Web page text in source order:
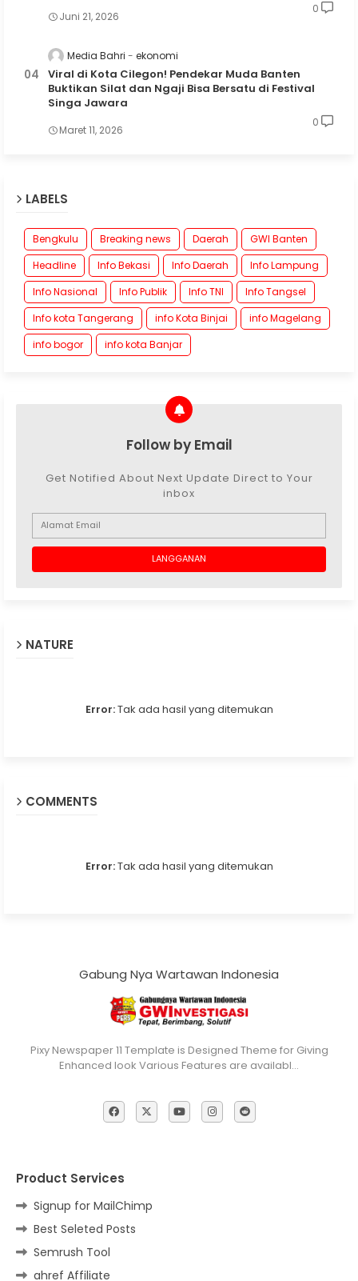
Juni 21, 2026
0
Media Bahri ekonomi
Viral di Kota Cilegon! Pendekar Muda Banten
Buktikan Silat dan Ngaji Bisa Bersatu di Festival
Singa Jawara
Maret 11, 2026
0
LABELS
Bengkulu Breaking news Daerah
GWI Banten
Headline
Info Bekasi Info Daerah
Info Lampung
Info Nasional
Info Publik Info TNI
Info Tangsel
Info kota Tangerang
info Kota Binjai
info Magelang
info bogor
info kota Banjar
Follow by Email
Get Notified About Next Update Direct to Your
inbox
NATURE
Error:Tak ada hasil yang ditemukan
COMMENTS
Error:Tak ada hasil yang ditemukan
Gabung Nya Wartawan Indonesia
Pixy Newspaper 11 Template is Designed Theme for Giving
Enhanced look Various Features are availabl…
Product Services
Signup for MailChimp
Best Seleted Posts
Semrush Tool
ahref Affiliate